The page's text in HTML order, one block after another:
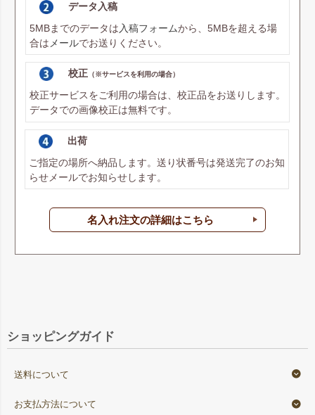
データ入稿
5MBまでのデータは入稿フォームから、5MBを超える場
合はメールでお送りください。
校正（※サービスを利用の場合）
校正サービスをご利用の場合は、校正品をお送りします。
データでの画像校正は無料です。
出荷
ご指定の場所へ納品します。送り状番号は発送完了のお知
らせメールでお知らせします。
名入れ注文の詳細はこちら
ショッピングガイド
送料について
お支払方法について